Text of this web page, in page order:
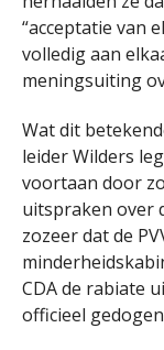
“acceptatie van
volledig aan
meningsuiting
Wat dit
leider Wilders
voortaan door
uitspraken over
zozeer dat de
CDA de rabiate
officieel